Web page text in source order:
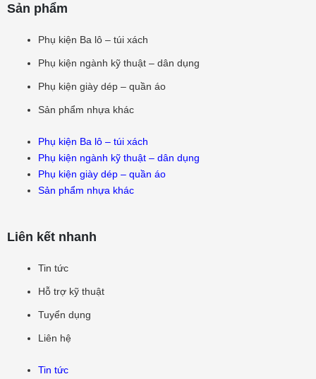
Sản phẩm
Phụ kiện Ba lô – túi xách
Phụ kiện ngành kỹ thuật – dân dụng
Phụ kiện giày dép – quần áo
Sản phẩm nhựa khác
Phụ kiện Ba lô – túi xách
Phụ kiện ngành kỹ thuật – dân dụng
Phụ kiện giày dép – quần áo
Sản phẩm nhựa khác
Liên kết nhanh
Tin tức
Hỗ trợ kỹ thuật
Tuyển dụng
Liên hệ
Tin tức